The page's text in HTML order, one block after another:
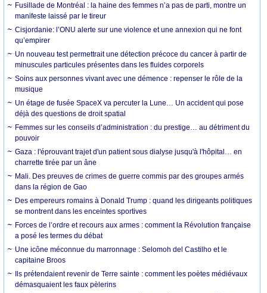
Fusillade de Montréal : la haine des femmes n’a pas de parti, montre un
manifeste laissé par le tireur
Cisjordanie: l’ONU alerte sur une violence et une annexion qui ne font
qu’empirer
Un nouveau test permettrait une détection précoce du cancer à partir de
minuscules particules présentes dans les fluides corporels
Soins aux personnes vivant avec une démence : repenser le rôle de la
musique
Un étage de fusée SpaceX va percuter la Lune… Un accident qui pose
déjà des questions de droit spatial
Femmes sur les conseils d’administration : du prestige… au détriment du
pouvoir
Gaza : l'éprouvant trajet d'un patient sous dialyse jusqu'à l'hôpital… en
charrette tirée par un âne
Mali. Des preuves de crimes de guerre commis par des groupes armés
dans la région de Gao
Des empereurs romains à Donald Trump : quand les dirigeants politiques
se montrent dans les enceintes sportives
Forces de l’ordre et recours aux armes : comment la Révolution française
a posé les termes du débat
Une icône méconnue du marronnage : Selomoh del Castilho et le
capitaine Broos
Ils prétendaient revenir de Terre sainte : comment les poètes médiévaux
démasquaient les faux pèlerins